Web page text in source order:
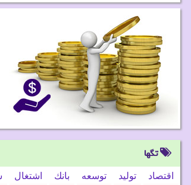
تگها
اقتصاد تولید توسعه بانك اشتغال